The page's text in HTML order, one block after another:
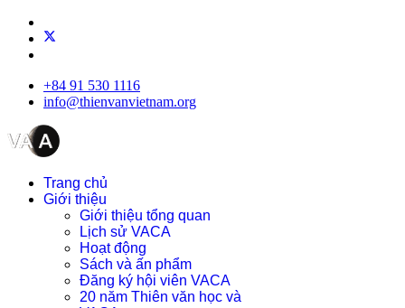
+84 91 530 1116
info@thienvanvietnam.org
Trang chủ
Giới thiệu
Giới thiệu tổng quan
Lịch sử VACA
Hoạt động
Sách và ấn phẩm
Đăng ký hội viên VACA
20 năm Thiên văn học và